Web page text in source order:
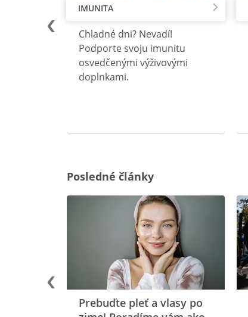
IMUNITA
Chladné dni? Nevadí!
Podporte svoju imunitu
osvedčenými výživovými
doplnkami.
Posledné články
Prebuďte pleť a vlasy po